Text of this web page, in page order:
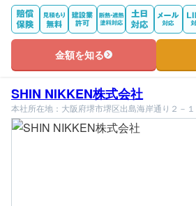
金額を知る
SHIN NIKKEN株式会社
本社所在地：大阪府堺市堺区出島海岸通り２－